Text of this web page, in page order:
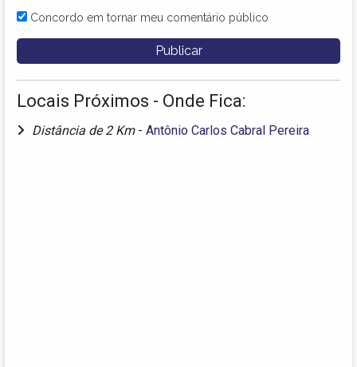
Concordo em tornar meu comentário público
Locais Próximos - Onde Fica:
Distância de 2 Km - Antônio Carlos Cabral Pereira